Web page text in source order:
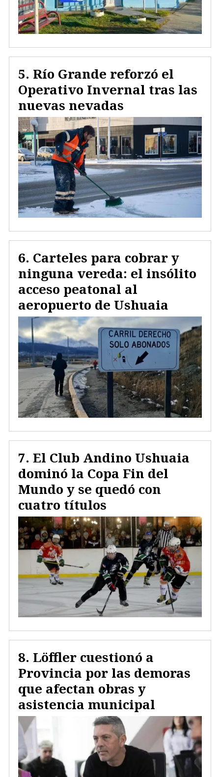
Río Grande reforzó el
Operativo Invernal tras las
nuevas nevadas
Carteles para cobrar y
ninguna vereda: el insólito
acceso peatonal al
aeropuerto de Ushuaia
El Club Andino Ushuaia
dominó la Copa Fin del
Mundo y se quedó con
cuatro títulos
Löffler cuestionó a
Provincia por las demoras
que afectan obras y
asistencia municipal